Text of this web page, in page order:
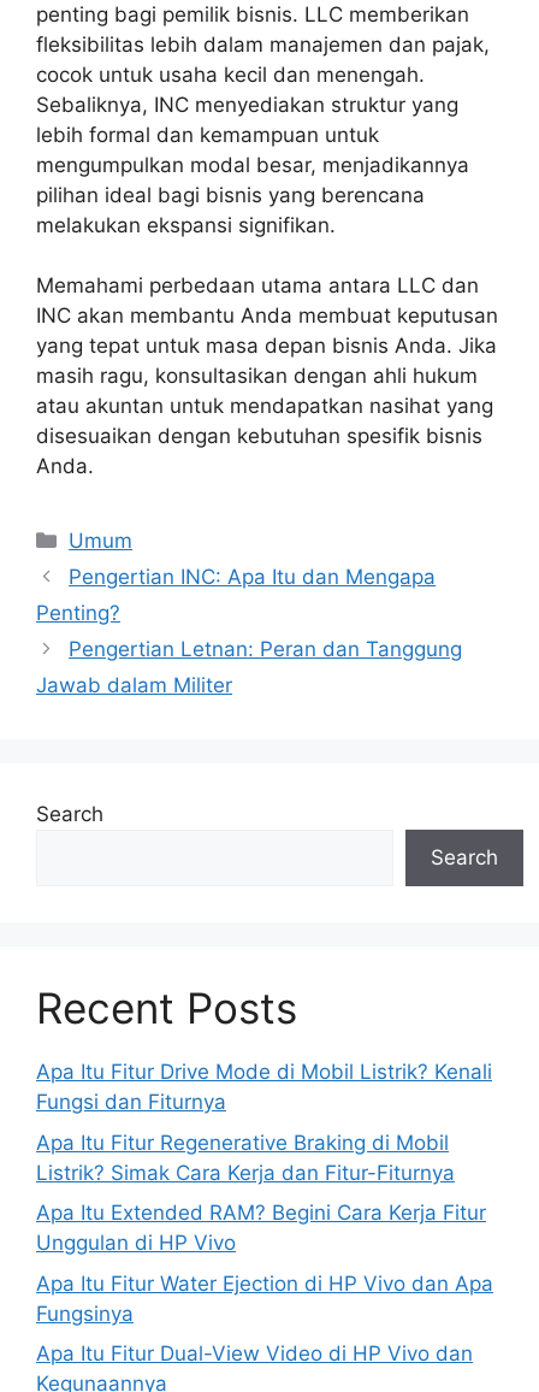
penting bagi pemilik bisnis. LLC memberikan
fleksibilitas lebih dalam manajemen dan pajak,
cocok untuk usaha kecil dan menengah.
Sebaliknya, INC menyediakan struktur yang
lebih formal dan kemampuan untuk
mengumpulkan modal besar, menjadikannya
pilihan ideal bagi bisnis yang berencana
melakukan ekspansi signifikan.
Memahami perbedaan utama antara LLC dan
INC akan membantu Anda membuat keputusan
yang tepat untuk masa depan bisnis Anda. Jika
masih ragu, konsultasikan dengan ahli hukum
atau akuntan untuk mendapatkan nasihat yang
disesuaikan dengan kebutuhan spesifik bisnis
Anda.
Categories
Umum
Pengertian INC: Apa Itu dan Mengapa
Penting?
Pengertian Letnan: Peran dan Tanggung
Jawab dalam Militer
Search
Search
Recent Posts
Apa Itu Fitur Drive Mode di Mobil Listrik? Kenali
Fungsi dan Fiturnya
Apa Itu Fitur Regenerative Braking di Mobil
Listrik? Simak Cara Kerja dan Fitur-Fiturnya
Apa Itu Extended RAM? Begini Cara Kerja Fitur
Unggulan di HP Vivo
Apa Itu Fitur Water Ejection di HP Vivo dan Apa
Fungsinya
Apa Itu Fitur Dual-View Video di HP Vivo dan
Kegunaannya